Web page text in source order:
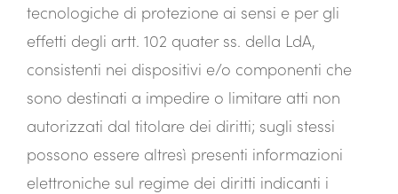
tecnologiche di protezione ai sensi e per gli
effetti degli artt. 102 quater ss. della LdA,
consistenti nei dispositivi e/o componenti che
sono destinati a impedire o limitare atti non
autorizzati dal titolare dei diritti; sugli stessi
possono essere altresì presenti informazioni
elettroniche sul regime dei diritti indicanti i